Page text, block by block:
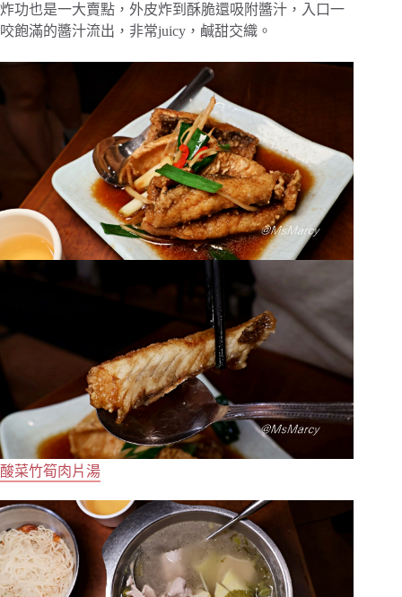
炸功也是一大賣點，外皮炸到酥脆還吸附醬汁，入口一
咬飽滿的醬汁流出，非常juicy，鹹甜交織。
酸菜竹筍肉片湯